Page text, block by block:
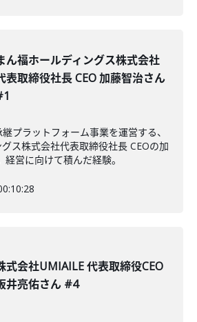
ん福ホールディングス株式会社
表取締役社長 CEO 加藤智治さん
プラットフォーム事業を運営する、
ス株式会社代表取締役社長 CEOの加
営に向けて積んだ経験。
式会社UMIAILE 代表取締役CEO
井亮佑さん #4